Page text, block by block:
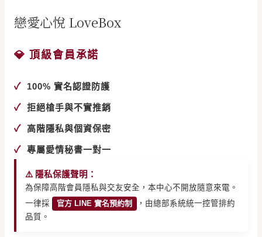
戀愛心悅 LoveBox
💎 頂級會員承諾
✓ 100% 實名認證防護
✓ 拒絕槍手與不實推銷
✓ 高階隱私與個資保密
✓ 專屬愛情秘書一對一
⚠️ 隱私保護聲明：
為保障高階會員隱私與交友安全，本中心不開放隨意來電。
一律採
官方 LINE 實名預約制
，由總部系統統一控管排約
品質。